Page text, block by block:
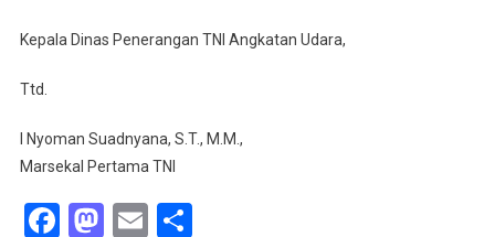
Kepala Dinas Penerangan TNI Angkatan Udara,
Ttd.
I Nyoman Suadnyana, S.T., M.M.,
Marsekal Pertama TNI
Facebook
Mastodon
EmailShare